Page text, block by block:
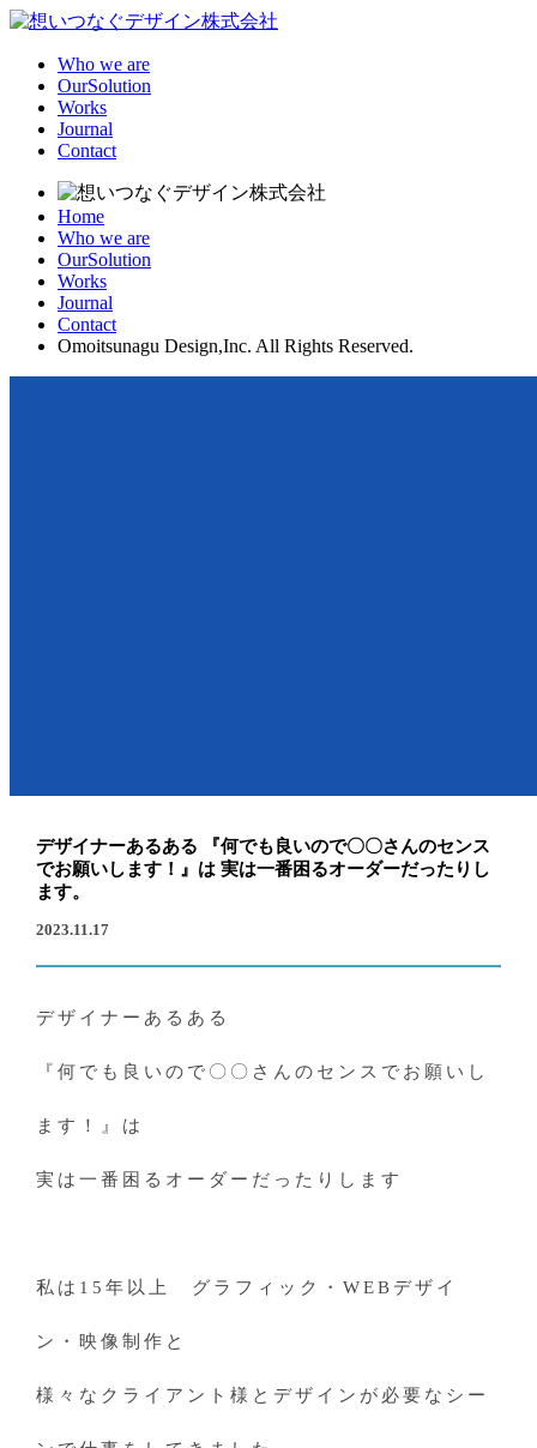
Who we are
OurSolution
Works
Journal
Contact
Home
Who we are
OurSolution
Works
Journal
Contact
Omoitsunagu Design,Inc. All Rights Reserved.
デザイナーあるある 『何でも良いので〇〇さんのセンス
でお願いします！』は 実は一番困るオーダーだったりし
ます。
2023.11.17
デザイナーあるある
『何でも良いので〇〇さんのセンスでお願いし
ます！』は
実は一番困るオーダーだったりします
私は15年以上 グラフィック・WEBデザイ
ン・映像制作と
様々なクライアント様とデザインが必要なシー